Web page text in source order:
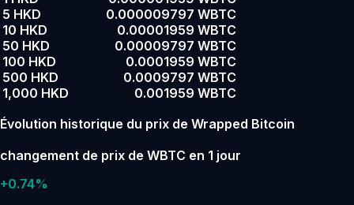
5 HKD
0.000009797 WBTC
10 HKD
0.00001959 WBTC
50 HKD
0.00009797 WBTC
100 HKD
0.0001959 WBTC
500 HKD
0.0009797 WBTC
1,000 HKD
0.001959 WBTC
Évolution historique du prix de Wrapped Bitcoin
changement de prix de WBTC en 1 jour
+0.74%